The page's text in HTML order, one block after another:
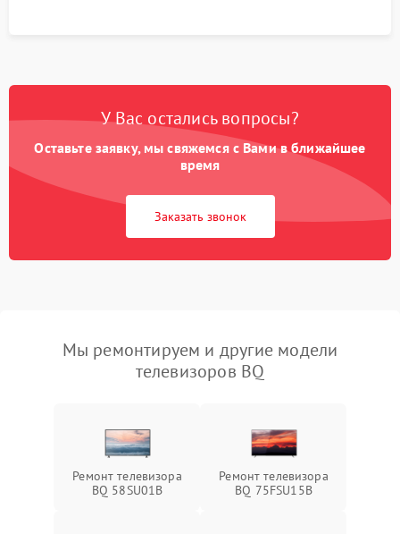
У Вас остались вопросы?
Оставьте заявку, мы свяжемся с Вами в ближайшее
время
Заказать звонок
Мы ремонтируем и другие модели
телевизоров BQ
Ремонт телевизора
BQ 58SU01B
Ремонт телевизора
BQ 75FSU15B